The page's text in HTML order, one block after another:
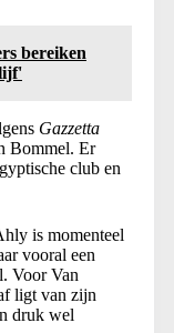
bereiken
Gazzetta
Bommel. Er
club en
is momenteel
vooral een
Voor Van
ligt van zijn
druk wel